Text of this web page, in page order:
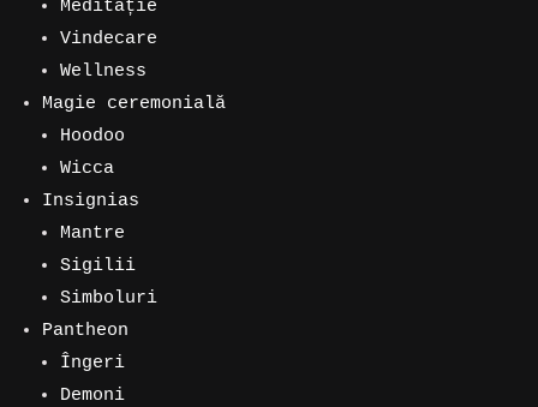
Meditație
Vindecare
Wellness
Magie ceremonială
Hoodoo
Wicca
Insignias
Mantre
Sigilii
Simboluri
Pantheon
Îngeri
Demoni